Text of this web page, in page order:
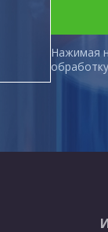
Нажимая